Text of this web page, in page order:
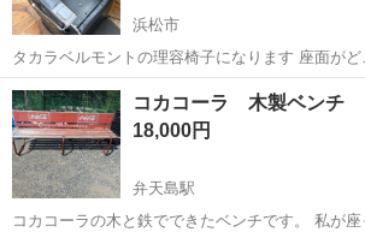
浜松市
タカラベルモントの理容椅子になります 座面がどこかに行ってしまい
見つけれない状況です 自体の座面がある方か パーツどり等にお使いく
ださい 動作確認済みで全て良好です
静岡 浜松市 理容
コカコーラ 木製ベンチ
18,000円
弁天島駅
コカコーラの木と鉄でできたベンチです。 私が座ったら壊れるかもし